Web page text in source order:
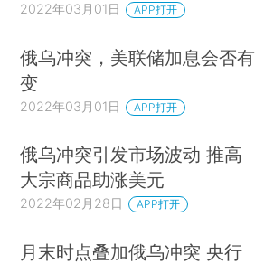
2022年03月01日 APP打开
俄乌冲突，美联储加息会否有
变
2022年03月01日 APP打开
俄乌冲突引发市场波动 推高
大宗商品助涨美元
2022年02月28日 APP打开
月末时点叠加俄乌冲突 央行